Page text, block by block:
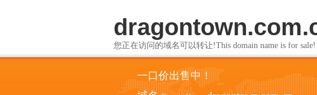
您正在访问的域名可以转让!This domain name is for sale!
一口价出售中！